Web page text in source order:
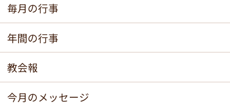
毎月の行事
年間の行事
教会報
今月のメッセージ